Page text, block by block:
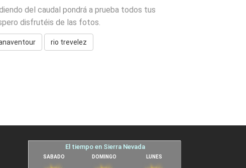
del caudal pondrá a prueba todos tus
disfrutéis de las fotos.
rio trevelez